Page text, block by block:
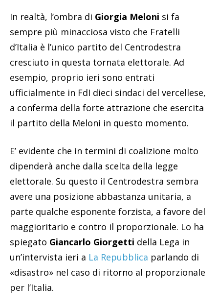
In realtà, l’ombra di Giorgia Meloni si fa
sempre più minacciosa visto che Fratelli
d’Italia è l’unico partito del Centrodestra
cresciuto in questa tornata elettorale. Ad
esempio, proprio ieri sono entrati
ufficialmente in FdI dieci sindaci del vercellese,
a conferma della forte attrazione che esercita
il partito della Meloni in questo momento.
E’ evidente che in termini di coalizione molto
dipenderà anche dalla scelta della legge
elettorale. Su questo il Centrodestra sembra
avere una posizione abbastanza unitaria, a
parte qualche esponente forzista, a favore del
maggioritario e contro il proporzionale. Lo ha
spiegato Giancarlo Giorgetti della Lega in
un’intervista ieri a La Repubblica parlando di
«disastro» nel caso di ritorno al proporzionale
per l’Italia.